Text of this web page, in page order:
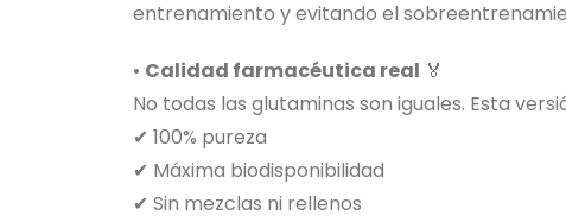
entrenamiento y evitando el
• Calidad farmacéutica real 🏅
No todas las glutaminas son iguales. Esta
✔ 100% pureza
✔ Máxima biodisponibilidad
✔ Sin mezclas ni rellenos